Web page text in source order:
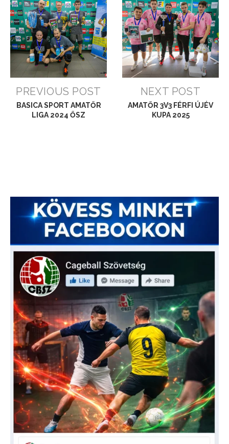
PREVIOUS POST
BASICA SPORT AMATŐR
LIGA 2024 ŐSZ
NEXT POST
AMATŐR 3V3 FÉRFI ÚJÉV
KUPA 2025